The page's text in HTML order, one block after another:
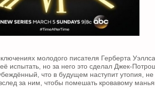
молодого писателя Герберта
но за него это сделал Джек-
что в будущем наступит утопия, не
за ним, чтобы помешать кровавому